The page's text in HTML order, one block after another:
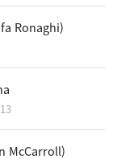
Ronaghi)
McCarroll)